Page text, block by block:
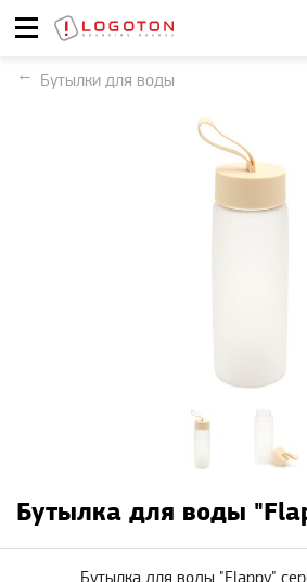
Бутылки для воды
Бутылка для воды
Бутылка для воды "Flappy"